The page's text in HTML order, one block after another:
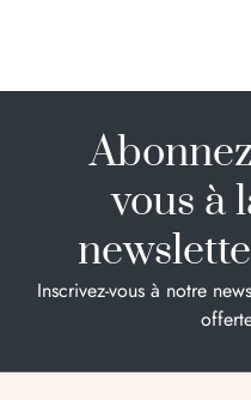
vous à
Inscrivez-vous à notre